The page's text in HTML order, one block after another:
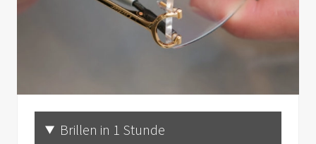
Brillen in 1 Stunde